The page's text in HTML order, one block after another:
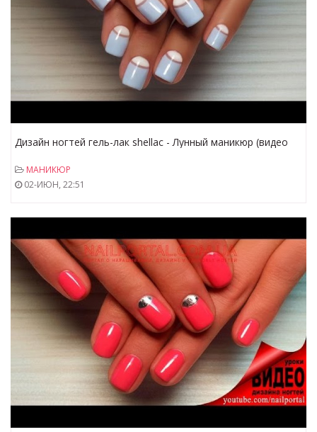
Дизайн ногтей гель-лак shellac - Лунный маникюр (видео
МАНИКЮР
02-ИЮН, 22:51